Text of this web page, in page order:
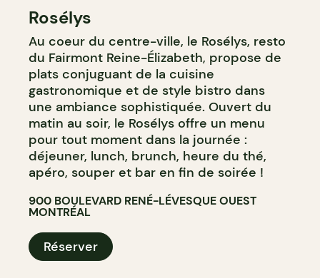
SALON DE THÉ
Rosélys
Au coeur du centre-ville, le Rosélys, resto
du Fairmont Reine-Élizabeth, propose de
plats conjuguant de la cuisine
gastronomique et de style bistro dans
une ambiance sophistiquée. Ouvert du
matin au soir, le Rosélys offre un menu
pour tout moment dans la journée :
déjeuner, lunch, brunch, heure du thé,
apéro, souper et bar en fin de soirée !
900 BOULEVARD RENÉ-LÉVESQUE OUEST
MONTRÉAL
Réserver